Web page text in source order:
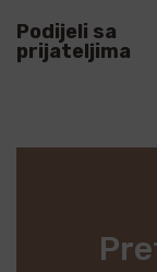
Podijeli sa
prijateljima